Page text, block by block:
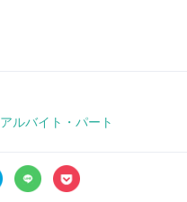
アルバイト・パート